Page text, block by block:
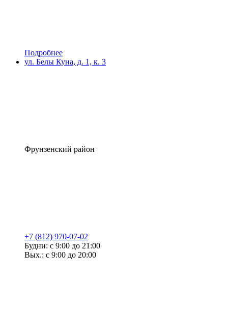
Подробнее
ул. Белы Куна, д. 1, к. 3
Фрунзенский район
+7 (812) 970-07-02
Будни: с 9:00 до 21:00
Вых.: с 9:00 до 20:00